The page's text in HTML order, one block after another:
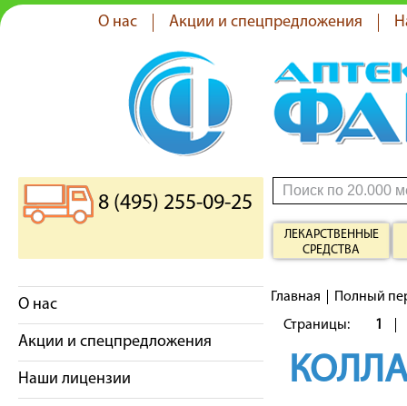
О нас Акции и спецпредложения
8 (495) 255-09-25
ЛЕКАРСТВЕННЫЕ
СРЕДСТВА
О нас
Акции и спецпредложения
Наши лицензии
Главная
Полный
Страницы:
1